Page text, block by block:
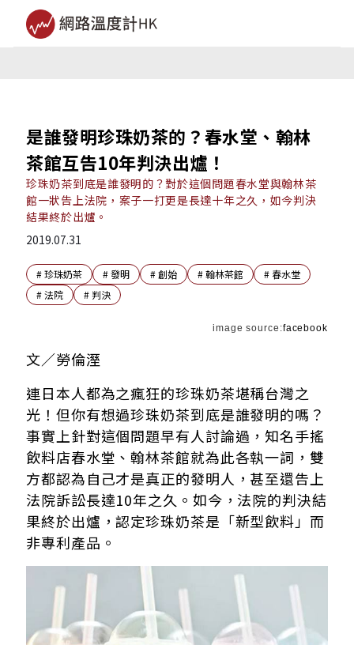
是誰發明珍珠奶茶的？春水堂、翰林
茶館互告10年判決出爐！
珍珠奶茶到底是誰發明的？對於這個問題春水堂與翰林茶
館一狀告上法院，案子一打更是長達十年之久，如今判決
結果終於出爐。
2019.07.31
#珍珠奶茶 #發明 #創始 #翰林茶館 # 春水堂
#法院 #判決
image source:facebook
文／勞倫溼
連日本人都為之瘋狂的珍珠奶茶堪稱台灣之
光！但你有想過珍珠奶茶到底是誰發明的嗎？
事實上針對這個問題早有人討論過，知名手搖
飲料店春水堂、翰林茶館就為此各執一詞，雙
方都認為自己才是真正的發明人，甚至還告上
法院訴訟長達10年之久。如今，法院的判決結
果終於出爐，認定珍珠奶茶是「新型飲料」而
非專利產品。